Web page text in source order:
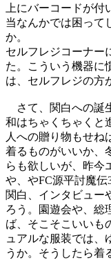
上にバーコードが
当なんかでは困って
か。
セルフレジコーナー
た。こういう機器に
は、セルフレジの方
さて、関白への誕
和はちゃくちゃくと
人への贈り物もせね
着るものがいいか、
らも欲しいが、昨今
や、やFC源平討魔
関白、インタビュー
ろう。園遊会や、総
ば、そこそこいいも
ュアルな服装では、
うか。そうしたら着